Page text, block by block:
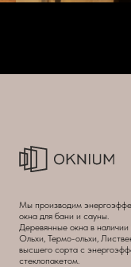
Мы производим
окна для бани и сауны.
Деревянные окна в
Ольхи, Термо-ольхи,
высшего сорта с
стеклопакетом.